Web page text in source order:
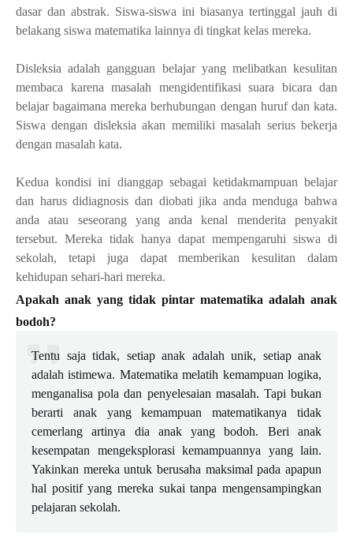
dasar dan abstrak. Siswa-siswa ini biasanya tertinggal jauh di
belakang siswa matematika lainnya di tingkat kelas mereka.
Disleksia adalah gangguan belajar yang melibatkan kesulitan
membaca karena masalah mengidentifikasi suara bicara dan
belajar bagaimana mereka berhubungan dengan huruf dan kata.
Siswa dengan disleksia akan memiliki masalah serius bekerja
dengan masalah kata.
Kedua kondisi ini dianggap sebagai ketidakmampuan belajar
dan harus didiagnosis dan diobati jika anda menduga bahwa
anda atau seseorang yang anda kenal menderita penyakit
tersebut. Mereka tidak hanya dapat mempengaruhi siswa di
sekolah, tetapi juga dapat memberikan kesulitan dalam
kehidupan sehari-hari mereka.
Apakah anak yang tidak pintar matematika adalah anak
bodoh?
Tentu saja tidak, setiap anak adalah unik, setiap anak
adalah istimewa. Matematika melatih kemampuan logika,
menganalisa pola dan penyelesaian masalah. Tapi bukan
berarti anak yang kemampuan matematikanya tidak
cemerlang artinya dia anak yang bodoh. Beri anak
kesempatan mengeksplorasi kemampuannya yang lain.
Yakinkan mereka untuk berusaha maksimal pada apapun
hal positif yang mereka sukai tanpa mengensampingkan
pelajaran sekolah.